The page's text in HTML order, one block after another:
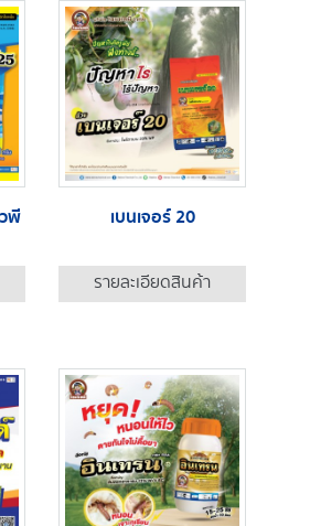
พี เบนเจอร์ 20
รายละเอียดสินค้า